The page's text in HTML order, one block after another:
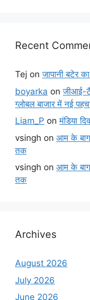
Recent
Tej onजापानी बटेर
boyarka onजीआई-
ग्लोबल बाजार में नई
Liam_P onमंडिया
vsingh on आम के
तक
vsingh on आम के
तक
Archives
August 2026
July 2026
June 2026